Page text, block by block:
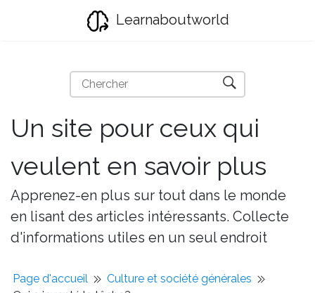
Learnaboutworld
Un site pour ceux qui
veulent en savoir plus
Apprenez-en plus sur tout dans le monde
en lisant des articles intéressants. Collecte
d'informations utiles en un seul endroit
Page d'accueil
Culture et société générales